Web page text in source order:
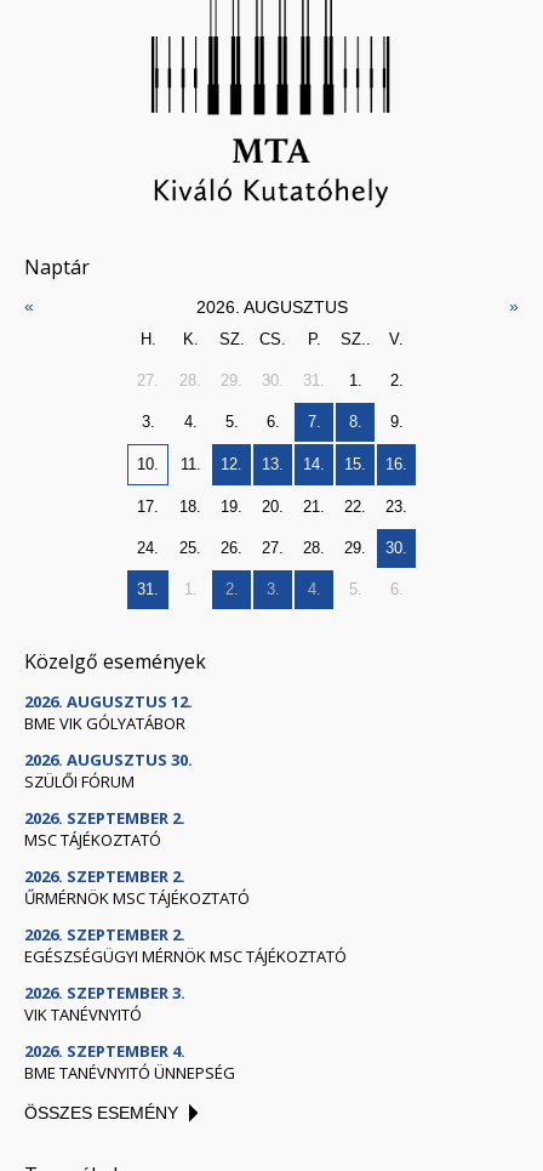
Naptár
« 2026. AUGUSZTUS »
H. K. SZ. CS. P. SZ.. V.
27. 28. 29. 30. 31. 1. 2.
3. 4. 5. 6. 7. 8. 9.
10. 11. 12. 13. 14. 15. 16.
17. 18. 19. 20. 21. 22. 23.
24. 25. 26. 27. 28. 29. 30.
31. 1. 2. 3. 4. 5. 6.
Közelgő események
2026. AUGUSZTUS 12.
BME VIK GÓLYATÁBOR
2026. AUGUSZTUS 30.
SZÜLŐI FÓRUM
2026. SZEPTEMBER 2.
MSC TÁJÉKOZTATÓ
2026. SZEPTEMBER 2.
ŰRMÉRNÖK MSC TÁJÉKOZTATÓ
2026. SZEPTEMBER 2.
EGÉSZSÉGÜGYI MÉRNÖK MSC TÁJÉKOZTATÓ
2026. SZEPTEMBER 3.
VIK TANÉVNYITÓ
2026. SZEPTEMBER 4.
BME TANÉVNYITÓ ÜNNEPSÉG
ÖSSZES ESEMÉNY